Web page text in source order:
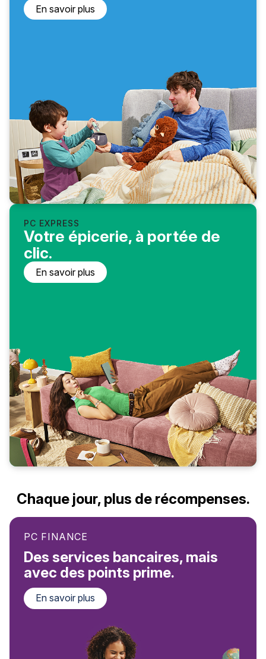
PC EXPRESS
Votre épicerie, à portée de
clic.
En savoir plus
En savoir plus
Chaque jour, plus de récompenses.
PC FINANCE
Des services bancaires, mais
avec des points prime.
En savoir plus